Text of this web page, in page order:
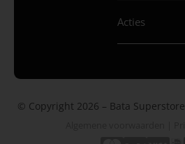
Acties
© Copyright 2026 – Bata